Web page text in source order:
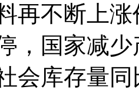
再不断上
，国家减
会库存量